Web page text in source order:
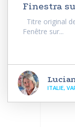
Finestra
Titre original
Fenêtre sur...
ITALIE,